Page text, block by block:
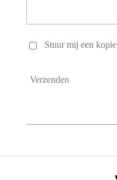
Stuur mij een kopie
Verzenden